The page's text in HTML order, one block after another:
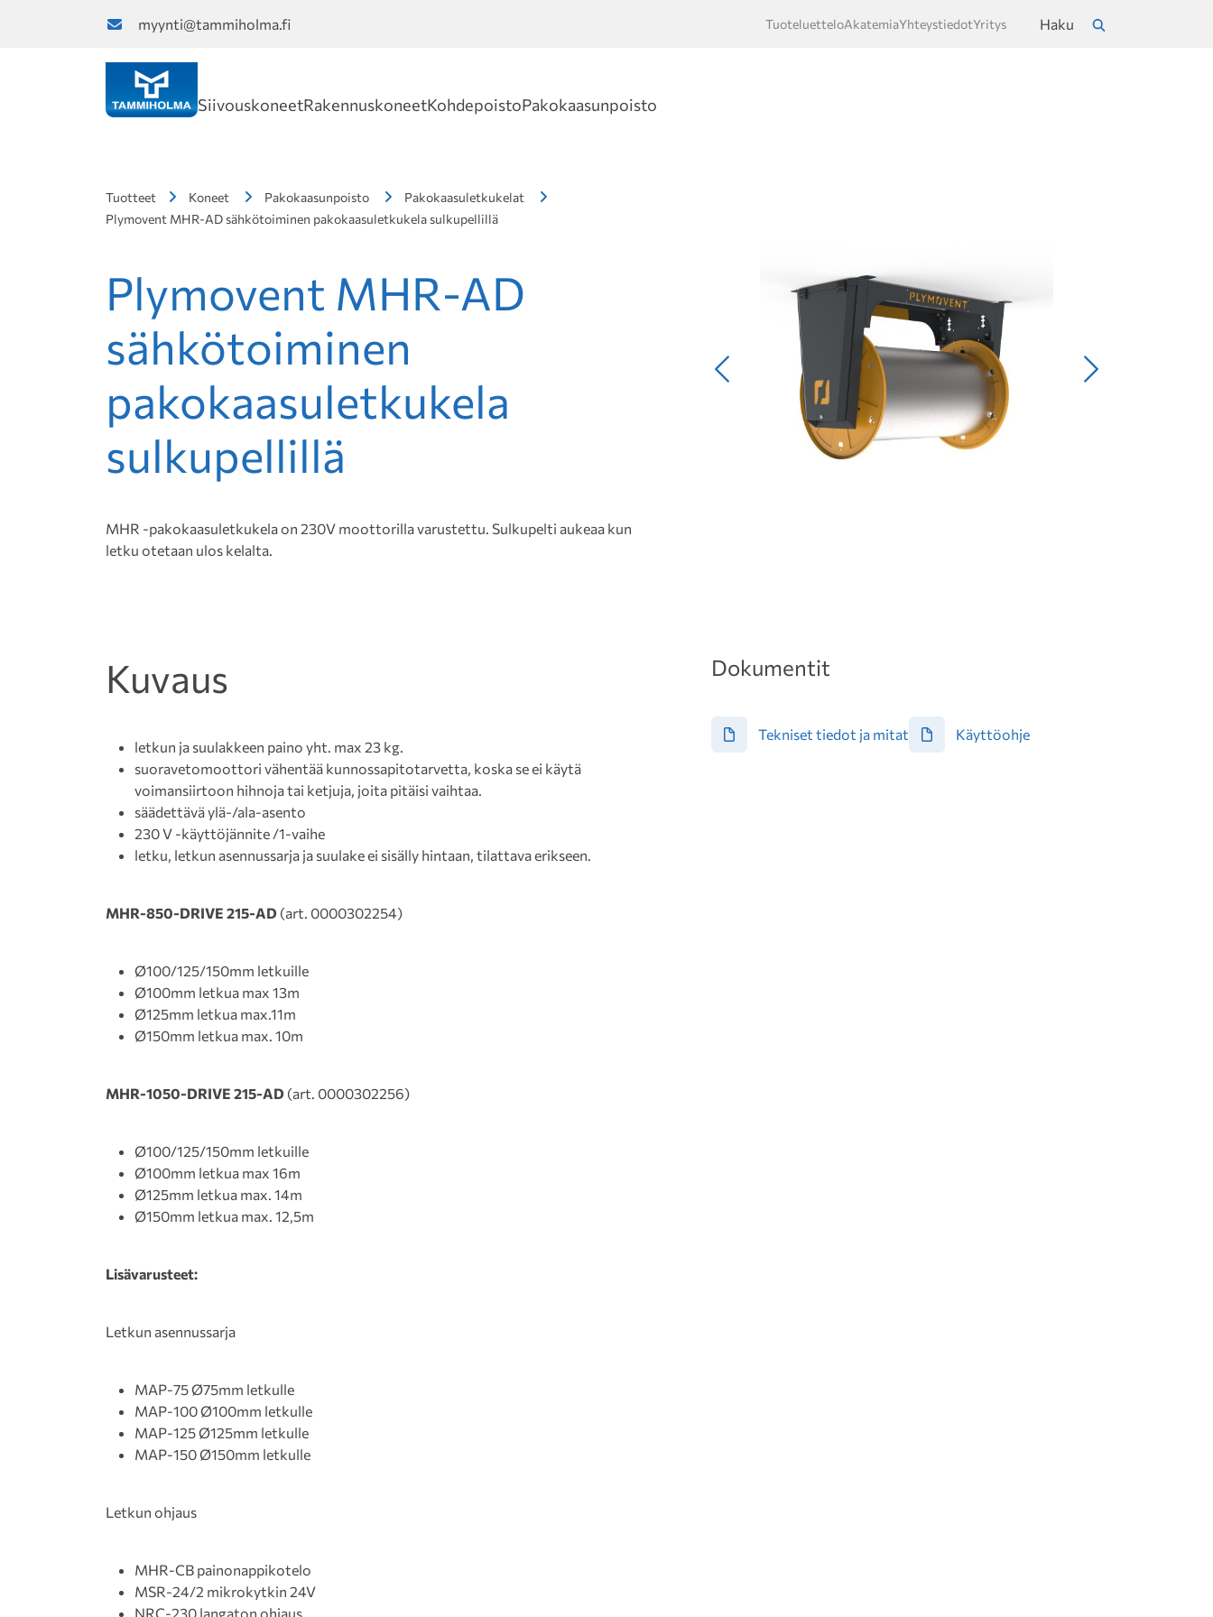
myynti@tammiholma.fi TuoteluetteloAkatemiaYhteystiedotYritys
Haku
SiivouskoneetRakennuskoneetKohdepoistoPakokaasunpoisto
Tuotteet Koneet Pakokaasunpoisto
Pakokaasuletkukelat
Plymovent MHR-AD sähkötoiminen pakokaasuletkukela sulkupellillä
Plymovent MHR-AD
sähkötoiminen
pakokaasuletkukela
sulkupellillä
MHR -pakokaasuletkukela on 230V moottorilla varustettu. Sulkupelti aukeaa kun
letku otetaan ulos kelalta.
Edellinen Seuraava
Kuvaus
letkun ja suulakkeen paino yht. max 23 kg.
suoravetomoottori vähentää kunnossapitotarvetta, koska se ei käytä
voimansiirtoon hihnoja tai ketjuja, joita pitäisi vaihtaa.
säädettävä ylä-/ala-asento
230 V -käyttöjännite /1-vaihe
letku, letkun asennussarja ja suulake ei sisälly hintaan, tilattava erikseen.
MHR-850-DRIVE 215-AD (art. 0000302254)
Ø100/125/150mm letkuille
Ø100mm letkua max 13m
Ø125mm letkua max.11m
Ø150mm letkua max. 10m
MHR-1050-DRIVE 215-AD (art. 0000302256)
Ø100/125/150mm letkuille
Ø100mm letkua max 16m
Ø125mm letkua max. 14m
Ø150mm letkua max. 12,5m
Lisävarusteet:
Letkun asennussarja
MAP-75 Ø75mm letkulle
MAP-100 Ø100mm letkulle
MAP-125 Ø125mm letkulle
MAP-150 Ø150mm letkulle
Letkun ohjaus
MHR-CB painonappikotelo
MSR-24/2 mikrokytkin 24V
NRC-230 langaton ohjaus
Dokumentit
Tekniset tiedot ja mitat Käyttöohje